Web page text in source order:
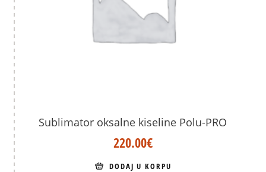
Sublimator oksalne kiseline Polu-PRO
220.00€
DODAJ U KORPU